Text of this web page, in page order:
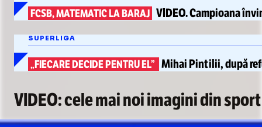
FCSB, MATEMATIC LA BARAJ VIDEO.Campioana
SUPERLIGA
„FIECARE DECIDE PENTRU EL” Mihai Pintilii, după
VIDEO: cele mai noi imagini din sport